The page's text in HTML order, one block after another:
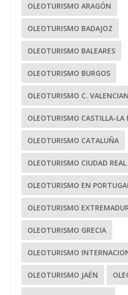
OLEOTURISMO ARAGÓN
OLEOTURISMO BADAJOZ
OLEOTURISMO BALEARES
OLEOTURISMO BURGOS
OLEOTURISMO C.
OLEOTURISMO CASTILLA-LA
OLEOTURISMO CATALUÑA
OLEOTURISMO CIUDAD REAL
OLEOTURISMO EN
OLEOTURISMO
OLEOTURISMO GRECIA
OLEOTURISMO
OLEOTURISMO JAÉN